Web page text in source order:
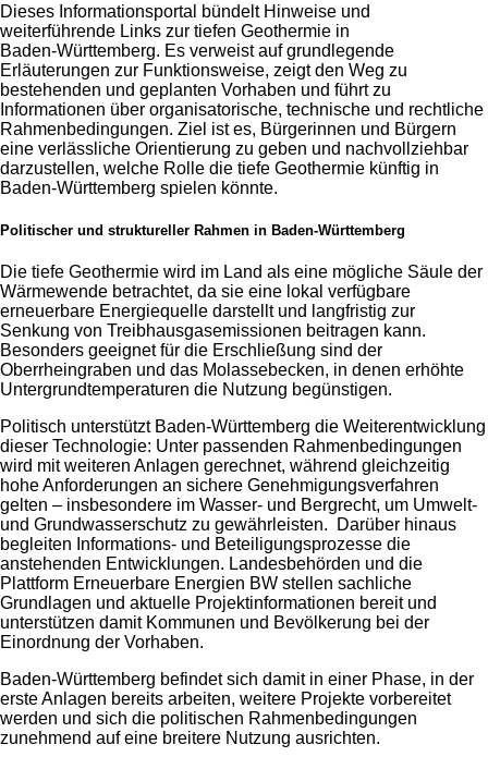
Dieses Informationsportal bündelt Hinweise und
weiterführende Links zur tiefen Geothermie in
Baden‑Württemberg. Es verweist auf grundlegende
Erläuterungen zur Funktionsweise, zeigt den Weg zu
bestehenden und geplanten Vorhaben und führt zu
Informationen über organisatorische, technische und rechtliche
Rahmenbedingungen. Ziel ist es, Bürgerinnen und Bürgern
eine verlässliche Orientierung zu geben und nachvollziehbar
darzustellen, welche Rolle die tiefe Geothermie künftig in
Baden‑Württemberg spielen könnte.
Politischer und struktureller Rahmen in Baden‑Württemberg
Die tiefe Geothermie wird im Land als eine mögliche Säule der
Wärmewende betrachtet, da sie eine lokal verfügbare
erneuerbare Energiequelle darstellt und langfristig zur
Senkung von Treibhausgasemissionen beitragen kann.
Besonders geeignet für die Erschließung sind der
Oberrheingraben und das Molassebecken, in denen erhöhte
Untergrundtemperaturen die Nutzung begünstigen.
Politisch unterstützt Baden‑Württemberg die Weiterentwicklung
dieser Technologie: Unter passenden Rahmenbedingungen
wird mit weiteren Anlagen gerechnet, während gleichzeitig
hohe Anforderungen an sichere Genehmigungsverfahren
gelten – insbesondere im Wasser‑ und Bergrecht, um Umwelt‑
und Grundwasserschutz zu gewährleisten. Darüber hinaus
begleiten Informations‑ und Beteiligungsprozesse die
anstehenden Entwicklungen. Landesbehörden und die
Plattform Erneuerbare Energien BW stellen sachliche
Grundlagen und aktuelle Projektinformationen bereit und
unterstützen damit Kommunen und Bevölkerung bei der
Einordnung der Vorhaben.
Baden‑Württemberg befindet sich damit in einer Phase, in der
erste Anlagen bereits arbeiten, weitere Projekte vorbereitet
werden und sich die politischen Rahmenbedingungen
zunehmend auf eine breitere Nutzung ausrichten.